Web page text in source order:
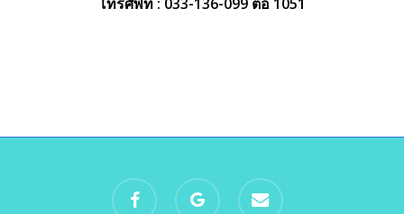
facebook
google-
plus
email